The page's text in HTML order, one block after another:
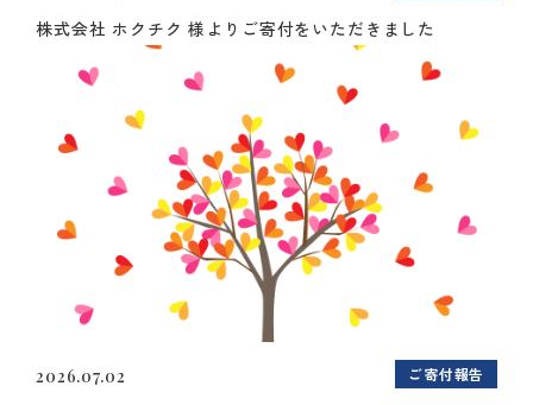
株式会社 ホクチク 様よりご寄付をいただきました
2026.07.02 ご寄付報告